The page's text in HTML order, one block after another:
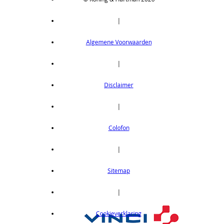
|
Algemene Voorwaarden
|
Disclaimer
|
Colofon
|
Sitemap
|
Cookieverklaring